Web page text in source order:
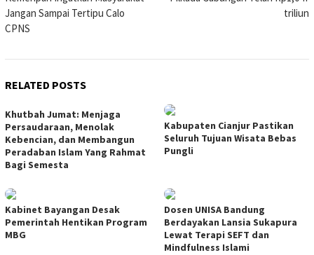
Jangan Sampai Tertipu Calo
CPNS
triliun
RELATED POSTS
Khutbah Jumat: Menjaga
Persaudaraan, Menolak
Kebencian, dan Membangun
Peradaban Islam Yang Rahmat
Bagi Semesta
Kabupaten Cianjur Pastikan
Seluruh Tujuan Wisata Bebas
Pungli
Kabinet Bayangan Desak
Pemerintah Hentikan Program
MBG
Dosen UNISA Bandung
Berdayakan Lansia Sukapura
Lewat Terapi SEFT dan
Mindfulness Islami